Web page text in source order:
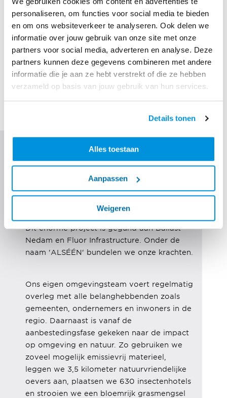
personaliseren, om functies voor social media te bieden
en om ons websiteverkeer te analyseren. Ook delen we
informatie over jouw gebruik van onze site met onze
partners voor social media, adverteren en analyse. Deze
partners kunnen deze gegevens combineren met andere
informatie die je aan ze hebt verstrekt of die ze hebben
verzameld op basis van jouw gebruik van hun services.
Details tonen
Alles toestaan
Aanpassen
Weigeren
gerecyclede materialen te gebruiken. Verder hebben
we samen met Rijkswaterstaat een uniek reflecterend
asfaltmengsel ontwikkeld. Naast de jaarlijkse
energiebesparing wordt dit type asfalt ook
geproduceerd met 30% minder energie. We zijn goed
op weg naar emissievrij bouwen in 2030.
A27 Everdingen-
Hooipolder
De derde plek in de file top 10: dat is straks
verleden tijd voor A27 Houten-Hooipolder.
Rijkswaterstaat pakt dit knelpunt aan door
onder andere 40 kilometer snelweg tussen
Everdingen en Hooipolder te verbeteren.
Dit enorme project is gegund aan Ballast
Nedam en Fluor Infrastructure. Onder de
naam 'ALSÉÉN' bundelen we onze krachten.
Ons eigen omgevingsteam voert regelmatig
overleg met alle belanghebbenden zoals
gemeenten, ondernemers en inwoners in de
regio. Daarnaast is vanaf de
aanbestedingsfase gekeken naar de impact
op omgeving en natuur. Zo gebruiken we
zoveel mogelijk emissievrij materieel,
leggen we 3,5 kilometer natuurvriendelijke
oevers aan, plaatsen we 630 insectenhotels
en strooien we een bloemrijk grasmengsel